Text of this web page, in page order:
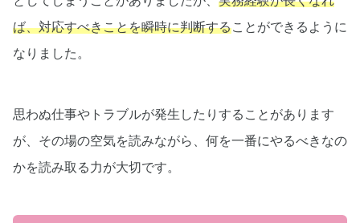
ば、対応すべきことを瞬時に判断することができるように
なりました。
思わぬ仕事やトラブルが発生したりすることがあります
が、その場の空気を読みながら、何を一番にやるべきなの
かを読み取る力が大切です。